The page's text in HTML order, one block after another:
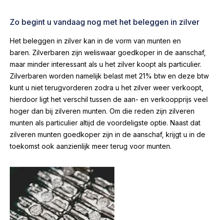
Zo begint u vandaag nog met het beleggen in zilver
Het beleggen in zilver kan in de vorm van munten en
baren. Zilverbaren zijn weliswaar goedkoper in de aanschaf,
maar minder interessant als u het zilver koopt als particulier.
Zilverbaren worden namelijk belast met 21% btw en deze btw
kunt u niet terugvorderen zodra u het zilver weer verkoopt,
hierdoor ligt het verschil tussen de aan- en verkoopprijs veel
hoger dan bij zilveren munten. Om die reden zijn zilveren
munten als particulier altijd de voordeligste optie. Naast dat
zilveren munten goedkoper zijn in de aanschaf, krijgt u in de
toekomst ook aanzienlijk meer terug voor munten.